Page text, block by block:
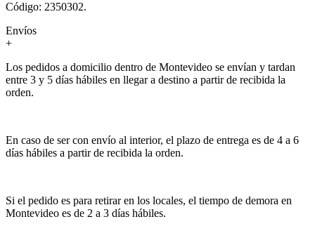
Código: 2350302.
Envíos
+
Los pedidos a domicilio dentro de Montevideo se envían y tardan
entre 3 y 5 días hábiles en llegar a destino a partir de recibida la
orden.
En caso de ser con envío al interior, el plazo de entrega es de 4 a 6
días hábiles a partir de recibida la orden.
Si el pedido es para retirar en los locales, el tiempo de demora en
Montevideo es de 2 a 3 días hábiles.